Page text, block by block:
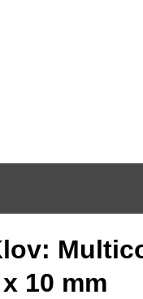
10 mm